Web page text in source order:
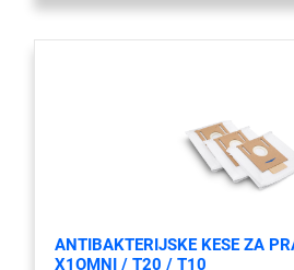
ANTIBAKTERIJSKE KESE ZA
X1OMNI / T20 / T10